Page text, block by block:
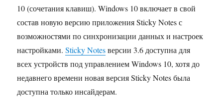
10 (сочетания клавиш). Windows 10 включает в свой
состав новую версию приложения Sticky Notes с
возможностями по синхронизации данных и настроек
настройками.Sticky Notesверсии 3.6 доступна для
всех устройств под управлением Windows 10, хотя до
недавнего времени новая версия Sticky Notes была
доступна только инсайдерам.